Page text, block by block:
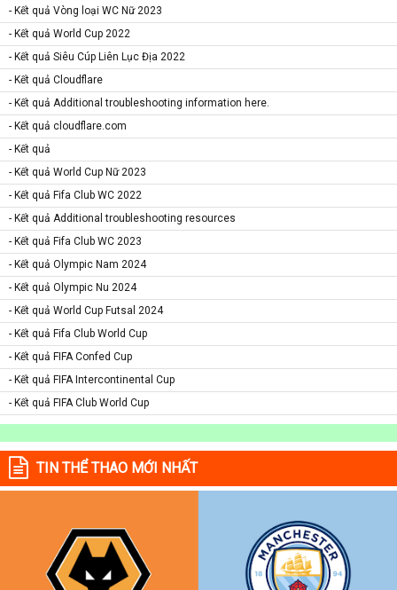
- Kết quả Vòng loại WC Nữ 2023
- Kết quả World Cup 2022
- Kết quả Siêu Cúp Liên Lục Địa 2022
- Kết quả Cloudflare
- Kết quả Additional troubleshooting information here.
- Kết quả cloudflare.com
- Kết quả
- Kết quả World Cup Nữ 2023
- Kết quả Fifa Club WC 2022
- Kết quả Additional troubleshooting resources
- Kết quả Fifa Club WC 2023
- Kết quả Olympic Nam 2024
- Kết quả Olympic Nu 2024
- Kết quả World Cup Futsal 2024
- Kết quả Fifa Club World Cup
- Kết quả FIFA Confed Cup
- Kết quả FIFA Intercontinental Cup
- Kết quả FIFA Club World Cup
TIN THỂ THAO MỚI NHẤT